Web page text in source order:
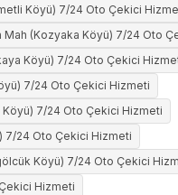
Köyü) 7/24 Oto Çekici
Mah (Kozyaka Köyü) 7/24 Oto
Köyü) 7/24 Oto Çekici
7/24 Oto Çekici Hizmeti
Köyü) 7/24 Oto Çekici Hizmeti
7/24 Oto Çekici Hizmeti
Köyü) 7/24 Oto Çekici
Hizmeti